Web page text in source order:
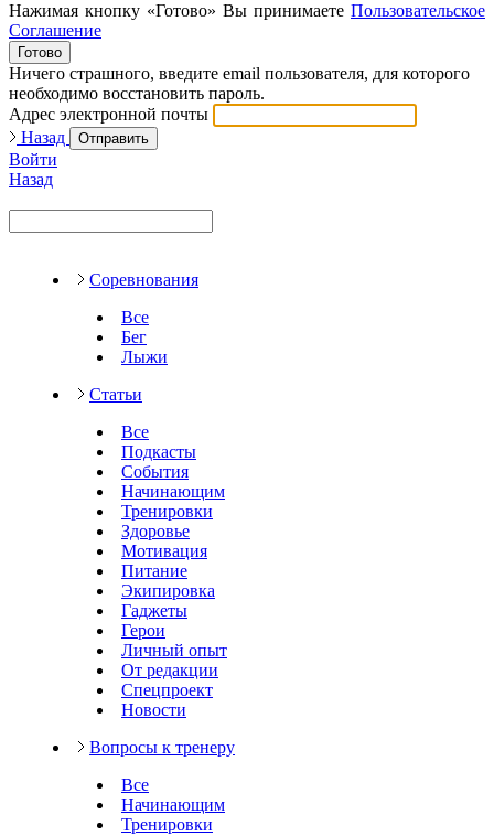
Нажимая кнопку «Готово» Вы принимаете Пользовательское
Соглашение
Готово
Ничего страшного, введите email пользователя, для которого
необходимо восстановить пароль.
Адрес электронной почты
Назад
Отправить
Войти
Назад
Соревнования
Все
Бег
Лыжи
Статьи
Все
Подкасты
События
Начинающим
Тренировки
Здоровье
Мотивация
Питание
Экипировка
Гаджеты
Герои
Личный опыт
От редакции
Спецпроект
Новости
Вопросы к тренеру
Все
Начинающим
Тренировки